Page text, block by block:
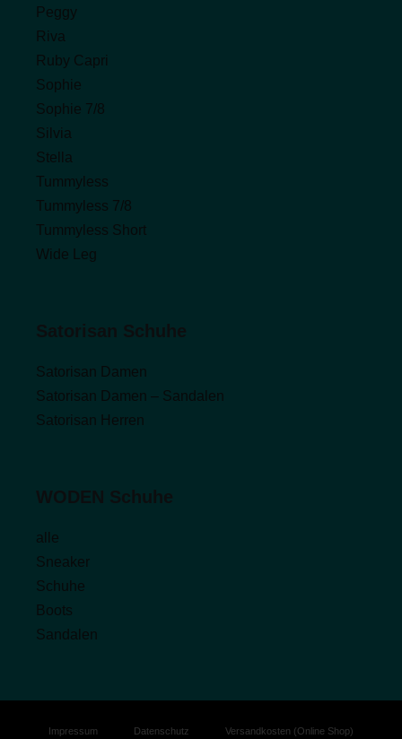
Peggy
Riva
Ruby Capri
Sophie
Sophie 7/8
Silvia
Stella
Tummyless
Tummyless 7/8
Tummyless Short
Wide Leg
Satorisan Damen
Satorisan Damen – Sandalen
Satorisan Herren
alle
Sneaker
Schuhe
Boots
Sandalen
Impressum Datenschutz Versandkosten (Online Shop)